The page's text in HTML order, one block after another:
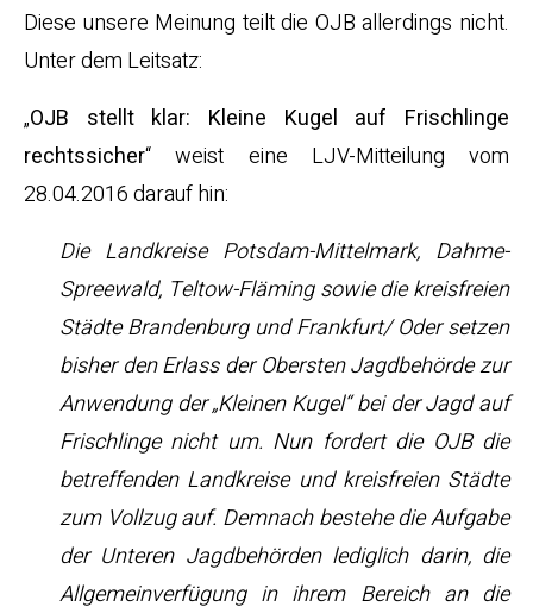
Diese unsere Meinung teilt die OJB allerdings nicht.
Unter dem Leitsatz:
„OJB stellt klar: Kleine Kugel auf Frischlinge
rechtssicher“ weist eine LJV-Mitteilung vom
28.04.2016 darauf hin:
Die Landkreise Potsdam-Mittelmark, Dahme-
Spreewald, Teltow-Fläming sowie die kreisfreien
Städte Brandenburg und Frankfurt/ Oder setzen
bisher den Erlass der Obersten Jagdbehörde zur
Anwendung der „Kleinen Kugel“ bei der Jagd auf
Frischlinge nicht um. Nun fordert die OJB die
betreffenden Landkreise und kreisfreien Städte
zum Vollzug auf. Demnach bestehe die Aufgabe
der Unteren Jagdbehörden lediglich darin, die
Allgemeinverfügung in ihrem Bereich an die